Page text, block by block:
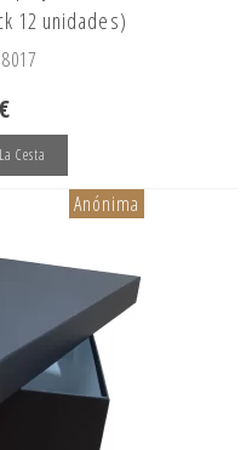
12 unidades)
Cesta
Anónima